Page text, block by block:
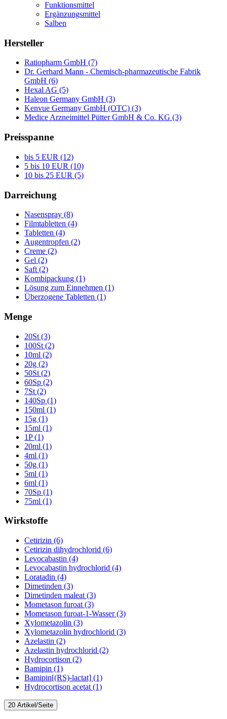
Funktionsmittel
Ergänzungsmittel
Salben
Hersteller
Ratiopharm GmbH (7)
Dr. Gerhard Mann - Chemisch-pharmazeutische Fabrik
GmbH (6)
Hexal AG (5)
Haleon Germany GmbH (3)
Kenvue Germany GmbH (OTC) (3)
Medice Arzneimittel Pütter GmbH & Co. KG (3)
Preisspanne
bis 5 EUR (12)
5 bis 10 EUR (10)
10 bis 25 EUR (5)
Darreichung
Nasenspray (8)
Filmtabletten (4)
Tabletten (4)
Augentropfen (2)
Creme (2)
Gel (2)
Saft (2)
Kombipackung (1)
Lösung zum Einnehmen (1)
Überzogene Tabletten (1)
Menge
20St (3)
100St (2)
10ml (2)
20g (2)
50St (2)
60Sp (2)
7St (2)
140Sp (1)
150ml (1)
15g (1)
15ml (1)
1P (1)
20ml (1)
4ml (1)
50g (1)
5ml (1)
6ml (1)
70Sp (1)
75ml (1)
Wirkstoffe
Cetirizin (6)
Cetirizin dihydrochlorid (6)
Levocabastin (4)
Levocabastin hydrochlorid (4)
Loratadin (4)
Dimetinden (3)
Dimetinden maleat (3)
Mometason furoat (3)
Mometason furoat-1-Wasser (3)
Xylometazolin (3)
Xylometazolin hydrochlorid (3)
Azelastin (2)
Azelastin hydrochlorid (2)
Hydrocortison (2)
Bamipin (1)
Bamipin[(RS)-lactat] (1)
Hydrocortison acetat (1)
20 Artikel/Seite